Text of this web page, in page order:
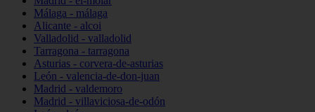
Málaga - málaga
Alicante - alcoi
Valladolid - valladolid
Tarragona - tarragona
Asturias - corvera-de-asturias
León - valencia-de-don-juan
Madrid - valdemoro
Madrid - villaviciosa-de-odón